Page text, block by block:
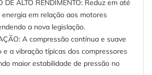
DE ALTO RENDIMENTO: Reduz em até
em relação aos motores
a nova legislação.
A compressão contínua e suave
e a vibração típicas dos compressores
maior estabilidade de pressão no